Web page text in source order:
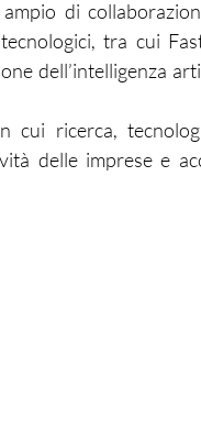
di
tra cui
dell’intelligenza
cui ricerca,
delle imprese e